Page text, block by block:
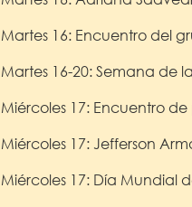
Martes 16: Encuentro del
Martes 16-20: Semana de
Miércoles 17: Encuentro
Miércoles 17: Jefferson
Miércoles 17: Día Mundial